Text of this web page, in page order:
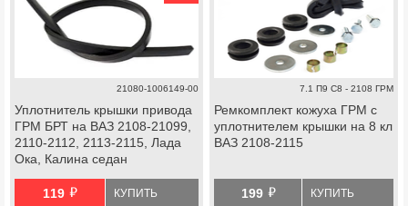
21080-1006149-00
Уплотнитель крышки привода
ГРМ БРТ на ВАЗ 2108-21099,
2110-2112, 2113-2115, Лада
Ока, Калина седан
119 й КУПИТЬ
7.1 П9 С8 - 2108 ГРМ
Ремкомплект кожуха ГРМ с
уплотнителем крышки на 8 кл
ВАЗ 2108-2115
199 й КУПИТЬ